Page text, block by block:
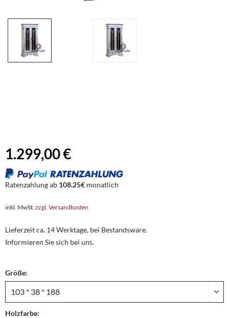
1.299,00 €
Ratenzahlung ab 108.25€ monatlich
inkl. MwSt. zzgl. Versandkosten
Lieferzeit ca. 14 Werktage, bei Bestandsware.
Informieren Sie sich bei uns.
Größe:
Holzfarbe: